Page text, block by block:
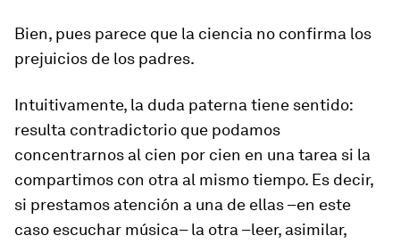
Bien, pues parece que la ciencia no confirma los
prejuicios de los padres.
Intuitivamente, la duda paterna tiene sentido:
resulta contradictorio que podamos
concentrarnos al cien por cien en una tarea si la
compartimos con otra al mismo tiempo. Es decir,
si prestamos atención a una de ellas –en este
caso escuchar música– la otra –leer, asimilar,